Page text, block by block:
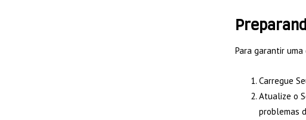
Para garantir
Carregue
Atualize o
problemas